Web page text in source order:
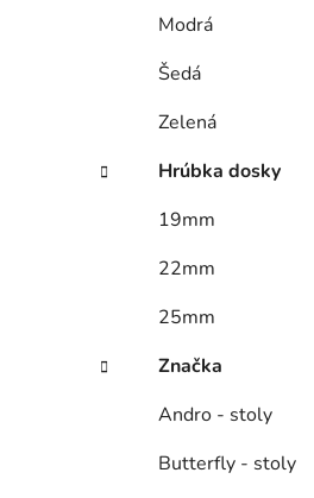
Modrá
Šedá
Zelená
Hrúbka dosky
19mm
22mm
25mm
Značka
Andro - stoly
Butterfly - stoly